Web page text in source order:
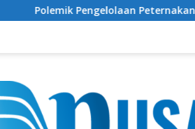
Pengelolaan Peternakan Big Push,